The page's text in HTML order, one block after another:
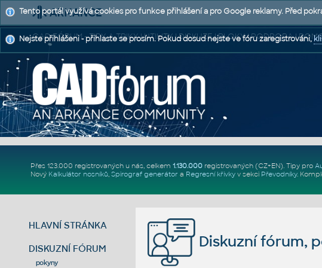
CAD FÓRUM - TIPY A TRIKY | UTILITY | DISKUZE | BLOKY | PODPORA |
Přes 123.000 registrovaných u nás, celkem 1.130.000registrovaných (CZ+EN). Tipy pro
Nový Kalkulátor nosníků, Spirograf generátor a Regresní křivkyv sekci Převodníky.
HLAVNÍ STRÁNKA
DISKUZNÍ FÓRUM
pokyny
Diskuzní fórum,
Tento portál využívá cookies pro funkce přihlášení a pro Google reklamy. Před
Nejste přihlášeni - přihlaste se prosím. Pokud dosud nejste ve fóru zaregistrováni,